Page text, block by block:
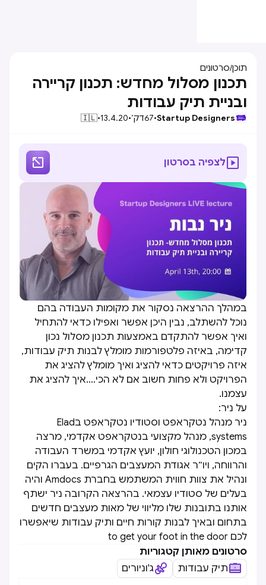
תוכן/סרטונים
תכנון מסלול מחדש: תכנון קריירה
ובניית תיק עבודות
Startup Designers
•
67דק׳•
13.4.20
•
🇮🇱
לצפיה בסרטון 
במהלך ההרצאה נסקור את מקומות העבודה בהם
נוכל להשתלב, נבין היכן אפשר ואפילו כדאי להתחיל
ואיך אפשר להתקדם באמצעות תכנון מסלול נכון
קדימה, באיזה פלטפורמות מומלץ לבנות תיק עבודות,
איזה פרויקטים כדאי להציג ואיך מומלץ להציג את
הפרויקט ולא פחות חשוב אם לא הכי....איך להציג את
עצמנו.
על ניר:
ניר מנהל נטקראפט וסטודיו נטקראפט בElad
systems, מנהל מקצועי בנטקראפט אקדמי, מרצה
במכון הטכנולוגי חולון, יועץ אקדמי במשרד העבודה
והרווחה, ויו״ר אגודת המעצבים הגרפיים. בעברו הקים
ונהיל את צוות חווית המשתמש בחברת Amdocs והיה
בעלים של סטודיו עצמאי. בהרצאה הקרובה ניר ישתף
אותנו בתובנות שלו מליווי של מאות מעצבים חדשים
בתחום ובאיך לבנות קורות חיים ותיק עבודות שיאפשרו
לכם to get your foot in the door
סרטונים מאותן קטגוריות
תיק עבודות
ג'וניורים